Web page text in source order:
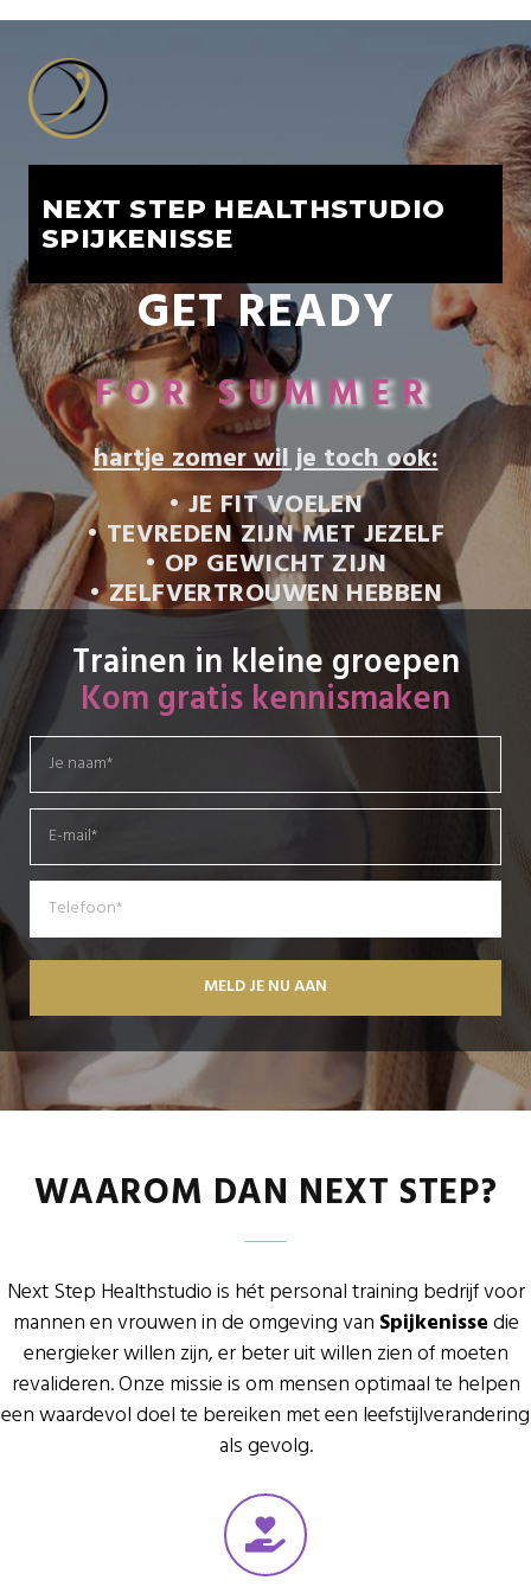
NEXT STEP HEALTHSTUDIO
SPIJKENISSE
GET READY
FOR SUMMER
hartje zomer wil je toch ook:
• JE FIT VOELEN
• TEVREDEN ZIJN MET JEZELF
• OP GEWICHT ZIJN
• ZELFVERTROUWEN HEBBEN
Trainen in kleine groepen
Kom gratis kennismaken
MELD JE NU AAN
WAAROM DAN NEXT STEP?
Next Step Healthstudio is hét personal training bedrijf voor
mannen en vrouwen in de omgeving van Spijkenissedie
energieker willen zijn, er beter uit willen zien of moeten
revalideren. Onze missie is om mensen optimaal te helpen
een waardevol doel te bereiken met een leefstijlverandering
als gevolg.